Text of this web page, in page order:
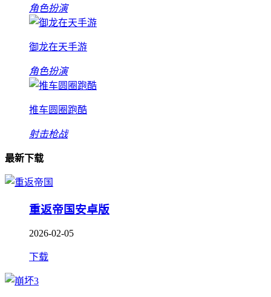
角色扮演
御龙在天手游
角色扮演
推车圆圈跑酷
射击枪战
最新下载
重返帝国安卓版
2026-02-05
下载